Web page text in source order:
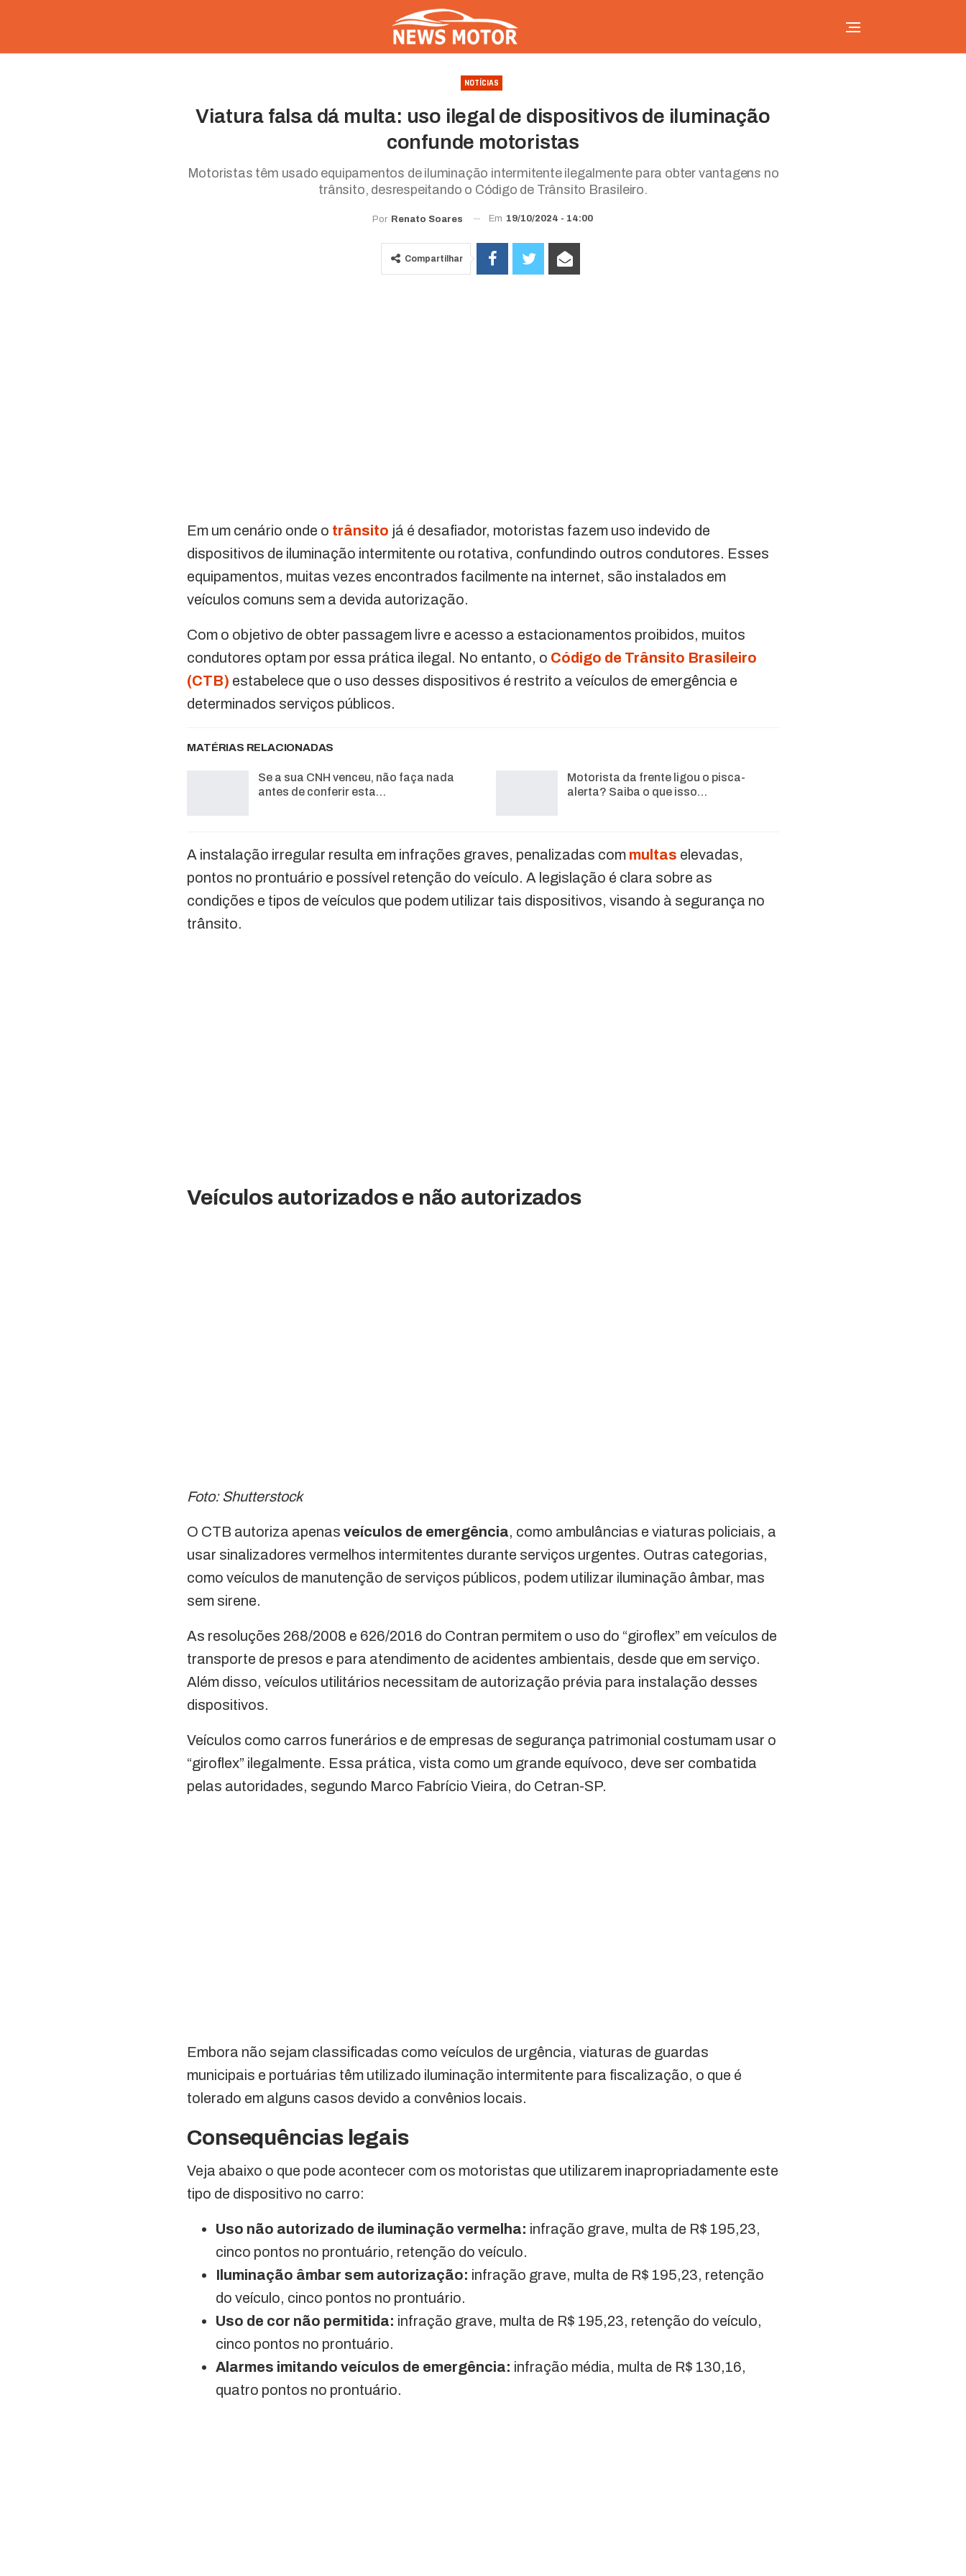
NOTÍCIAS
Viatura falsa dá multa: uso ilegal de dispositivos de iluminação
confunde motoristas
Motoristas têm usado equipamentos de iluminação intermitente ilegalmente para obter vantagens no
trânsito, desrespeitando o Código de Trânsito Brasileiro.
Por Renato Soares Em 19/10/2024 - 14:00
Compartilhar
Em um cenário onde o trânsito já é desafiador, motoristas fazem uso indevido de
dispositivos de iluminação intermitente ou rotativa, confundindo outros condutores. Esses
equipamentos, muitas vezes encontrados facilmente na internet, são instalados em
veículos comuns sem a devida autorização.
Com o objetivo de obter passagem livre e acesso a estacionamentos proibidos, muitos
condutores optam por essa prática ilegal. No entanto, o Código de Trânsito Brasileiro
(CTB) estabelece que o uso desses dispositivos é restrito a veículos de emergência e
determinados serviços públicos.
MATÉRIAS RELACIONADAS
Se a sua CNH venceu, não faça nada
antes de conferir esta…
Motorista da frente ligou o pisca-
alerta? Saiba o que isso…
A instalação irregular resulta em infrações graves, penalizadas com multas elevadas,
pontos no prontuário e possível retenção do veículo. A legislação é clara sobre as
condições e tipos de veículos que podem utilizar tais dispositivos, visando à segurança no
trânsito.
Veículos autorizados e não autorizados
Foto: Shutterstock
O CTB autoriza apenasveículos de emergência, como ambulâncias e viaturas policiais, a
usar sinalizadores vermelhos intermitentes durante serviços urgentes. Outras categorias,
como veículos de manutenção de serviços públicos, podem utilizar iluminação âmbar, mas
sem sirene.
As resoluções 268/2008 e 626/2016 do Contran permitem o uso do “giroflex” em veículos de
transporte de presos e para atendimento de acidentes ambientais, desde que em serviço.
Além disso, veículos utilitários necessitam de autorização prévia para instalação desses
dispositivos.
Veículos como carros funerários e de empresas de segurança patrimonial costumam usar o
“giroflex” ilegalmente. Essa prática, vista como um grande equívoco, deve ser combatida
pelas autoridades, segundo Marco Fabrício Vieira, do Cetran-SP.
Embora não sejam classificadas como veículos de urgência, viaturas de guardas
municipais e portuárias têm utilizado iluminação intermitente para fiscalização, o que é
tolerado em alguns casos devido a convênios locais.
Consequências legais
Veja abaixo o que pode acontecer com os motoristas que utilizarem inapropriadamente este
tipo de dispositivo no carro:
Uso não autorizado de iluminação vermelha: infração grave, multa de R$ 195,23,
cinco pontos no prontuário, retenção do veículo.
Iluminação âmbar sem autorização: infração grave, multa de R$ 195,23, retenção
do veículo, cinco pontos no prontuário.
Uso de cor não permitida: infração grave, multa de R$ 195,23, retenção do veículo,
cinco pontos no prontuário.
Alarmes imitando veículos de emergência: infração média, multa de R$ 130,16,
quatro pontos no prontuário.